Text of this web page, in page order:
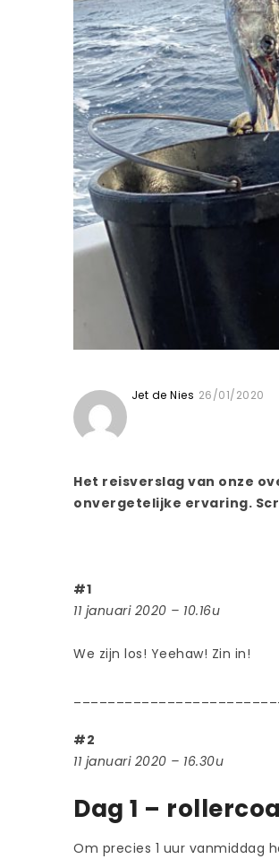
Jet de Nies 26/01/2020
Het reisverslag van onze
onvergetelijke ervaring.
#1
11 januari 2020 – 10.16u
We zijn los! Yeehaw! Zin in!
#2
11 januari 2020 – 16.30u
Dag 1 –
Om precies 1 uur vanmiddag